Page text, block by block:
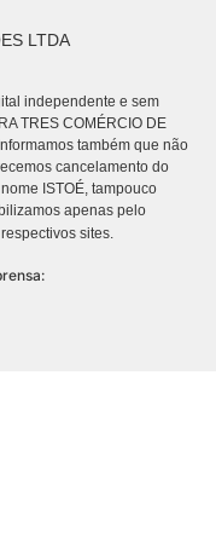
LTDA
independente e sem
TRES COMÉRCIO DE
também que não
cancelamento do
ISTOÉ, tampouco
apenas pelo
respectivos sites.